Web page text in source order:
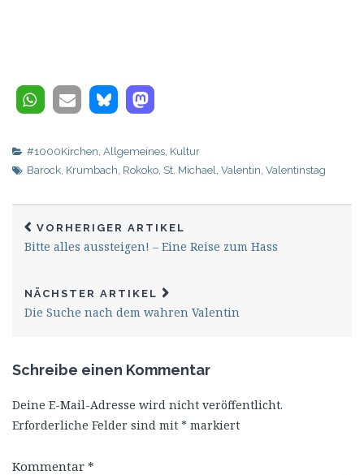
#1000Kirchen Allgemeines Kultur
Barock Krumbach Rokoko St. Michael Valentin Valentinstag
VORHERIGER ARTIKEL
Bitte alles aussteigen! – Eine Reise zum Hass
NÄCHSTER ARTIKEL
Die Suche nach dem wahren Valentin
Schreibe einen Kommentar
Deine E-Mail-Adresse wird nicht veröffentlicht.
Erforderliche Felder sind mit * markiert
Kommentar *